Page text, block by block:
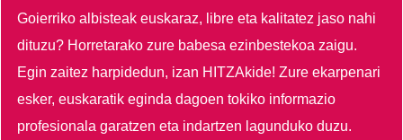
Goierriko albisteak euskaraz, libre eta kalitatez jaso nahi
dituzu? Horretarako zure babesa ezinbestekoa zaigu.
Egin zaitez harpidedun, izan HITZAkide!Zure ekarpenari
esker, euskaratik eginda dagoen tokiko informazio
profesionala garatzen eta indartzen lagunduko duzu.